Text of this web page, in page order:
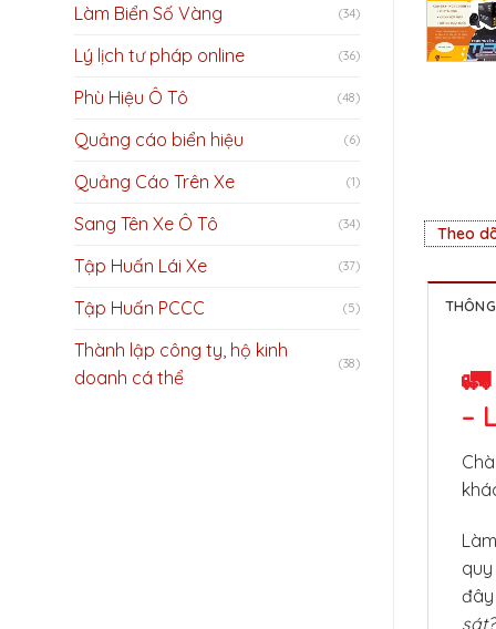
Làm Biển Số Vàng (34)
Lý lịch tư pháp online (36)
Phù Hiệu Ô Tô (48)
Quảng cáo biển hiệu (6)
Quảng Cáo Trên Xe (1)
Sang Tên Xe Ô Tô (34)
Tập Huấn Lái Xe (37)
Tập Huấn PCCC (5)
Thành lập công ty, hộ kinh
doanh cá thể
(38)
Theo
–